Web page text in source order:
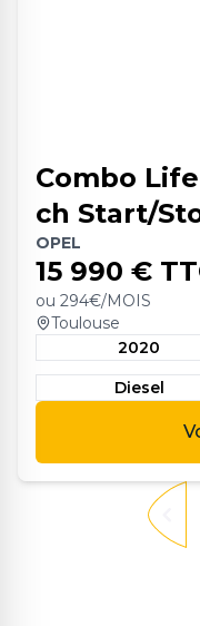
Combo Life
ch Start/
OPEL
15 990 €
ou 294€/MOIS
Toulouse
2020
Diesel